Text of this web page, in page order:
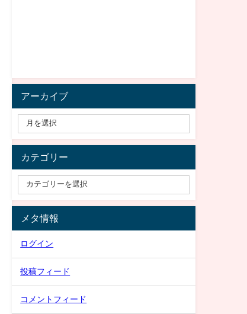
アーカイブ
カテゴリー
メタ情報
ログイン
投稿フィード
コメントフィード